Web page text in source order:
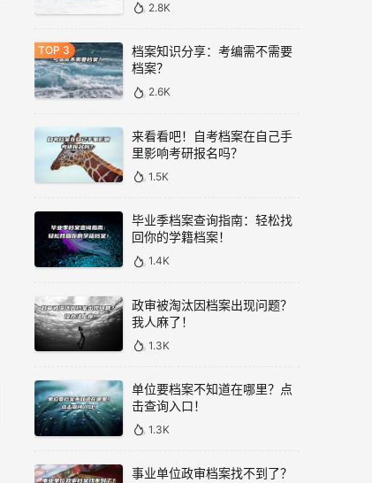
2.8K
档案知识分享：考编需不需要
档案？
2.6K
来看看吧！自考档案在自己手
里影响考研报名吗？
1.5K
毕业季档案查询指南：轻松找
回你的学籍档案！
1.4K
政审被淘汰因档案出现问题？
我人麻了！
1.3K
单位要档案不知道在哪里？点
击查询入口！
1.3K
事业单位政审档案找不到了？